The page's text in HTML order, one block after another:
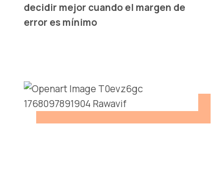
decidir mejor cuando el margen de
error es mínimo